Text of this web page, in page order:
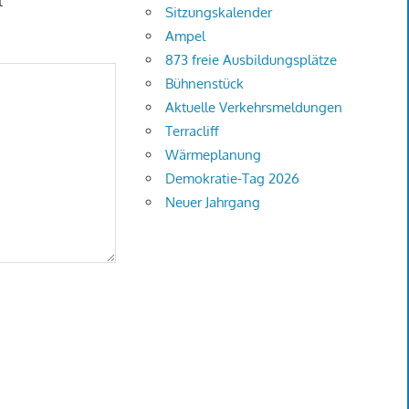
Sitzungskalender
Ampel
873 freie Ausbildungsplätze
Bühnenstück
Aktuelle Verkehrsmeldungen
Terracliff
Wärmeplanung
Demokratie-Tag 2026
Neuer Jahrgang